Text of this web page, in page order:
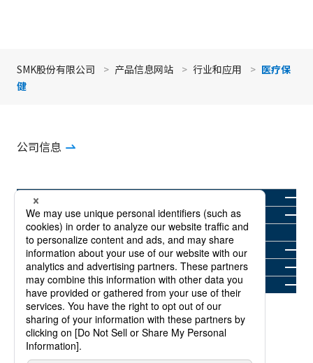
SMK股份有限公司 产品信息网站 行业和应用
医疗保
健
公司信息
产品类别
行业和应用
解决方案存档(英文)
SMK 的优势
新闻室
联系我们
关于商标个人信息保护政策服务条款网站地图